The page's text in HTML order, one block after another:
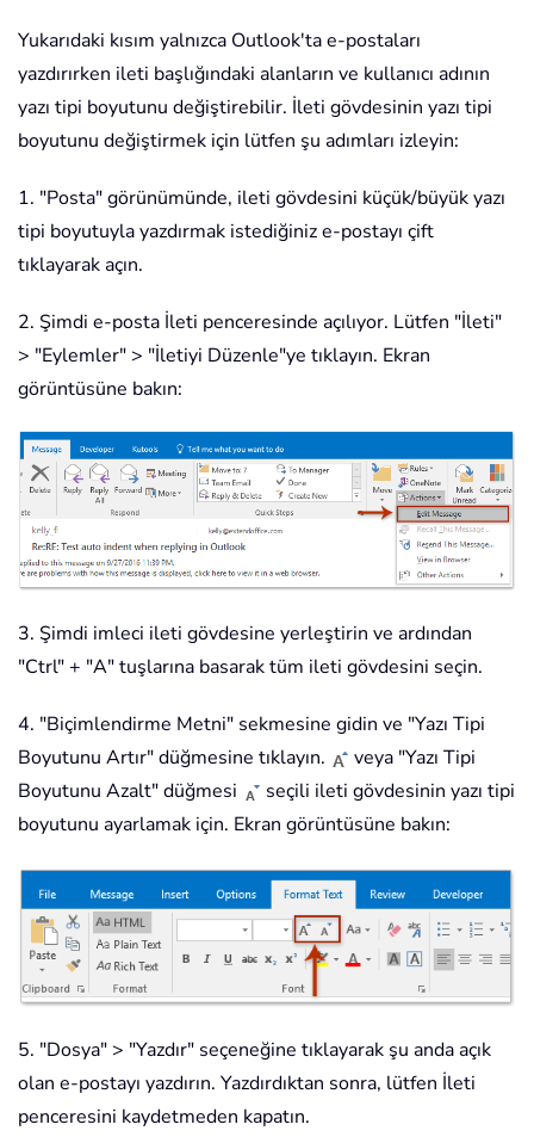
Yukarıdaki kısım yalnızca Outlook'ta e-postaları
yazdırırken ileti başlığındaki alanların ve kullanıcı adının
yazı tipi boyutunu değiştirebilir. İleti gövdesinin yazı tipi
boyutunu değiştirmek için lütfen şu adımları izleyin:
1. "Posta" görünümünde, ileti gövdesini küçük/büyük yazı
tipi boyutuyla yazdırmak istediğiniz e-postayı çift
tıklayarak açın.
2. Şimdi e-posta İleti penceresinde açılıyor. Lütfen "İleti"
> "Eylemler" > "İletiyi Düzenle"ye tıklayın. Ekran
görüntüsüne bakın:
3. Şimdi imleci ileti gövdesine yerleştirin ve ardından
"Ctrl" + "A" tuşlarına basarak tüm ileti gövdesini seçin.
4. "Biçimlendirme Metni" sekmesine gidin ve "Yazı Tipi
Boyutunu Artır" düğmesine tıklayın.
veya "Yazı Tipi
Boyutunu Azalt" düğmesi
seçili ileti gövdesinin yazı tipi
boyutunu ayarlamak için. Ekran görüntüsüne bakın:
5. "Dosya" > "Yazdır" seçeneğine tıklayarak şu anda açık
olan e-postayı yazdırın. Yazdırdıktan sonra, lütfen İleti
penceresini kaydetmeden kapatın.